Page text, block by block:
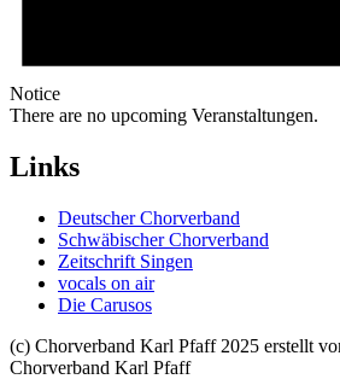
Notice
There are no upcoming Veranstaltungen.
Links
Deutscher Chorverband
Schwäbischer Chorverband
Zeitschrift Singen
vocals on air
Die Carusos
(c) Chorverband Karl Pfaff 2025 erstellt
Chorverband Karl Pfaff